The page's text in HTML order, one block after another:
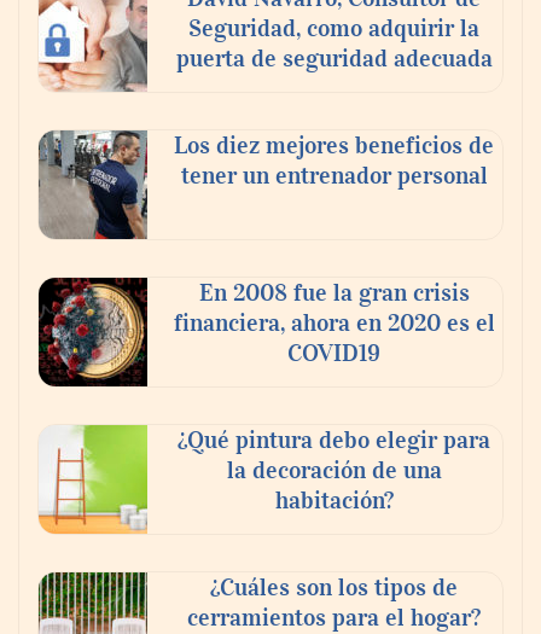
Seguridad, como adquirir la
puerta de seguridad adecuada
Los diez mejores beneficios de
tener un entrenador personal
En 2008 fue la gran crisis
financiera, ahora en 2020 es el
COVID19
¿Qué pintura debo elegir para
la decoración de una
habitación?
¿Cuáles son los tipos de
cerramientos para el hogar?